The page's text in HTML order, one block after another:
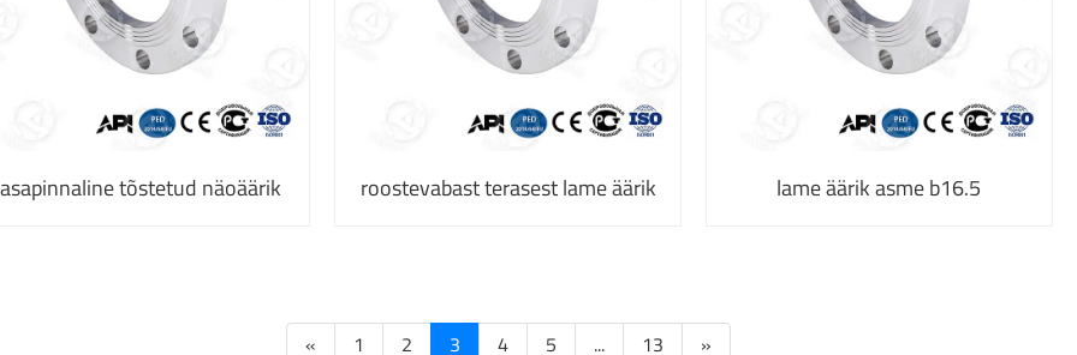
tõstetud näoäärik roostevabast terasest lame äärik lame äärik asme b16.5
« 1 2 3 4 5 ... 13 »